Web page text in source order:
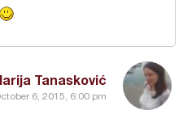
Tanasković
6, 2015, 6:00 pm